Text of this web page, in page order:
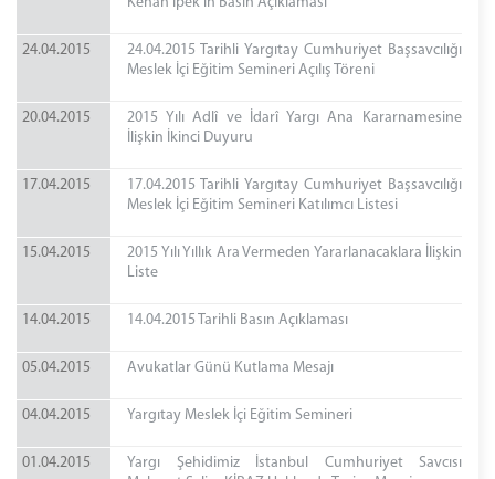
24.04.2015
24.04.2015 Tarihli Yargıtay Cumhuriyet Başsavcılığı
Meslek İçi Eğitim Semineri Açılış Töreni
20.04.2015
2015 Yılı Adlî ve İdarî Yargı Ana Kararnamesine
İlişkin İkinci Duyuru
17.04.2015
17.04.2015 Tarihli Yargıtay Cumhuriyet Başsavcılığı
Meslek İçi Eğitim Semineri Katılımcı Listesi
15.04.2015
2015 Yılı Yıllık Ara Vermeden Yararlanacaklara İlişkin
Liste
14.04.2015 14.04.2015 Tarihli Basın Açıklaması
05.04.2015 Avukatlar Günü Kutlama Mesajı
04.04.2015 Yargıtay Meslek İçi Eğitim Semineri
01.04.2015
Yargı Şehidimiz İstanbul Cumhuriyet Savcısı